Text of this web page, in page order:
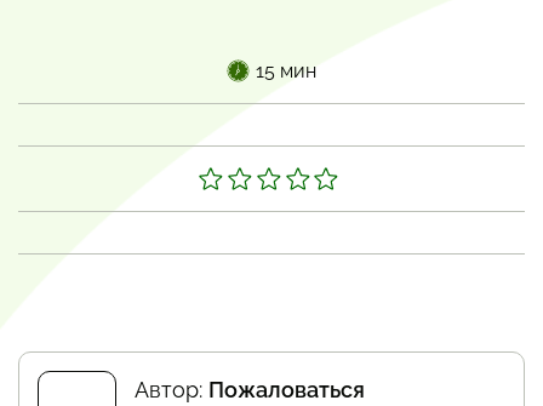
15 мин
Автор: Пожаловаться